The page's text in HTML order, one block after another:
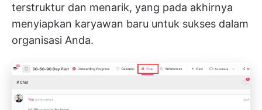
terstruktur dan menarik, yang pada akhirnya
menyiapkan karyawan baru untuk sukses dalam
organisasi Anda.